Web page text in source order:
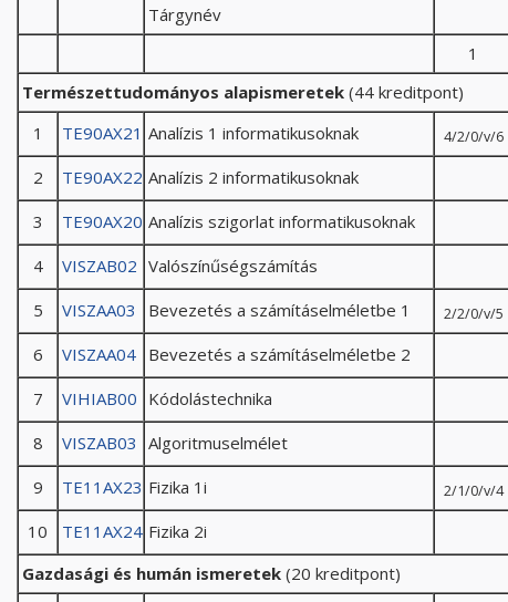
Tárgynév
1
Természettudományos alapismeretek (44 kreditpont)
1
TE90AX21 Analízis 1 informatikusoknak 4/2/0/v/6
2 TE90AX22 Analízis 2 informatikusoknak
3 TE90AX20 Analízis szigorlat informatikusoknak
4 VISZAB02 Valószínűségszámítás
5 VISZAA03 Bevezetés a számításelméletbe 1 2/2/0/v/5
6 VISZAA04 Bevezetés a számításelméletbe 2
7 VIHIAB00 Kódolástechnika
8 VISZAB03 Algoritmuselmélet
9 TE11AX23 Fizika 1i 2/1/0/v/4
10 TE11AX24 Fizika 2i
Gazdasági és humán ismeretek (20 kreditpont)